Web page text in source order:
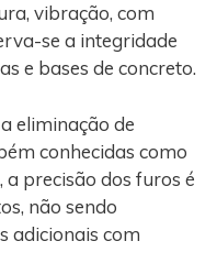
vibração, com
se a integridade
e bases de concreto.
eliminação de
conhecidas como
a precisão dos furos é
não sendo
adicionais com